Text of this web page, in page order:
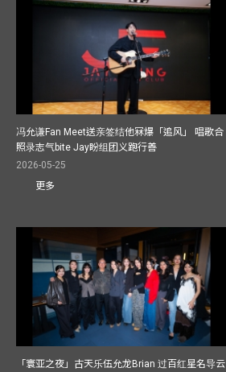
冯允谦Fan Meet送亲签结他冧爆「追风」 唱歌合
照录志气bite Jay盼组团义跑行善
2026-05-25
更多
「寰亚之夜」古天乐伍允龙Brian 过百红星名导云